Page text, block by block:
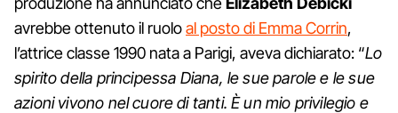
avrebbe ottenuto il ruoloal posto di Emma Corrin,
l’attrice classe 1990 nata a Parigi, aveva dichiarato: “Lo
spirito della principessa Diana, le sue parole e le sue
azioni vivono nel cuore di tanti. È un mio privilegio e